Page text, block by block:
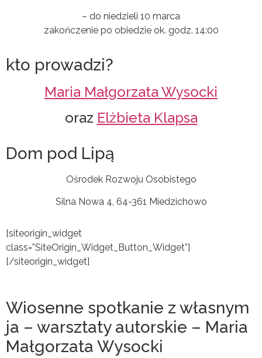
– do niedzieli 10 marca
zakończenie po obiedzie ok. godz. 14:00
kto prowadzi?
Maria Małgorzata Wysocki
oraz Elżbieta Klapsa
Dom pod Lipą
Ośrodek Rozwoju Osobistego
Silna Nowa 4, 64-361 Miedzichowo
[siteorigin_widget
class=”SiteOrigin_Widget_Button_Widget”]
[/siteorigin_widget]
Wiosenne spotkanie z własnym
ja – warsztaty autorskie – Maria
Małgorzata Wysocki